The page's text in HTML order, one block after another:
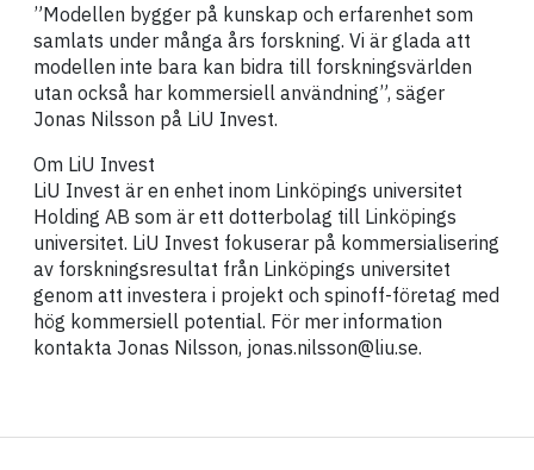
”Modellen bygger på kunskap och erfarenhet som
samlats under många års forskning. Vi är glada att
modellen inte bara kan bidra till forskningsvärlden
utan också har kommersiell användning”, säger
Jonas Nilsson på LiU Invest.
Om LiU Invest
LiU Invest är en enhet inom Linköpings universitet
Holding AB som är ett dotterbolag till Linköpings
universitet. LiU Invest fokuserar på kommersialisering
av forskningsresultat från Linköpings universitet
genom att investera i projekt och spinoff-företag med
hög kommersiell potential. För mer information
kontakta Jonas Nilsson, jonas.nilsson@liu.se.